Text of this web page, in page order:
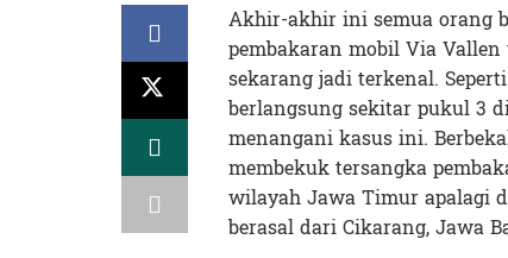
Akhir-akhir ini semua orang
pembakaran mobil Via
sekarang jadi terkenal.
berlangsung sekitar pukul 3
menangani kasus ini.
membekuk tersangka
wilayah Jawa Timur apalagi
berasal dari Cikarang, Jawa